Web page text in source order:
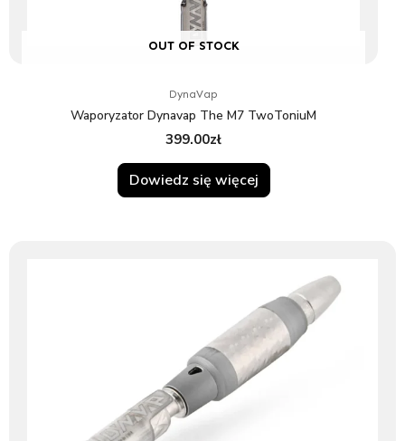
OUT OF STOCK
DynaVap
Waporyzator Dynavap The M7 TwoToniuM
399.00zł
Dowiedz się więcej